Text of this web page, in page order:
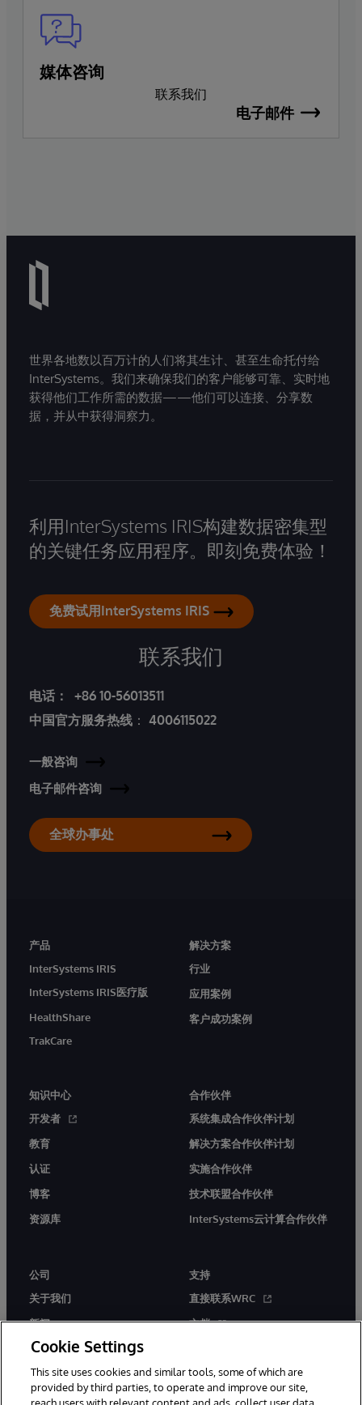
媒体咨询
联系我们
电子邮件
世界各地数以百万计的人们将其生计、甚至生命托付给
InterSystems。我们来确保我们的客户能够可靠、实时地
获得他们工作所需的数据——他们可以连接、分享数
据，并从中获得洞察力。
利用InterSystems IRIS构建数据密集型
的关键任务应用程序。即刻免费体验！
免费试用InterSystems IRIS
联系我们
电话：
+86 10-56013511
中国官方服务热线 ： 4006115022
一般咨询
电子邮件咨询
全球办事处
产品
InterSystems IRIS
InterSystems IRIS医疗版
HealthShare
TrakCare
解决方案
行业
应用案例
客户成功案例
知识中心
开发者
教育
认证
博客
资源库
合作伙伴
系统集成合作伙伴计划
解决方案合作伙伴计划
实施合作伙伴
技术联盟合作伙伴
InterSystems云计算合作伙伴
公司
关于我们
新闻
活动
工作机会
支持
直接联系WRC
文档
Cookie Settings
This site uses cookies and similar tools, some of which are
provided by third parties, to operate and improve our site,